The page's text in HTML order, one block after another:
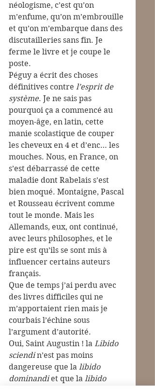
néologisme, c’est qu’on
m’enfume, qu’on m’embrouille
et qu’on m’embarque dans des
discutailleries sans fin. Je
ferme le livre et je coupe le
poste.
Péguy a écrit des choses
définitives contre l’esprit de
système. Je ne sais pas
pourquoi ça a commencé au
moyen-âge, en latin, cette
manie scolastique de couper
les cheveux en 4 et d’enc… les
mouches. Nous, en France, on
s’est débarrassé de cette
maladie dont Rabelais s’est
bien moqué. Montaigne, Pascal
et Rousseau écrivent comme
tout le monde. Mais les
Allemands, eux, ont continué,
avec leurs philosophes, et le
pire est qu’ils se sont mis à
influencer certains auteurs
français.
Que de temps j’ai perdu avec
des livres difficiles qui ne
m’apportaient rien mais je
courbais l’échine sous
l’argument d’autorité.
Oui, Saint Augustin ! la Libido
sciendi n’est pas moins
dangereuse que la libido
dominandi et que la libido